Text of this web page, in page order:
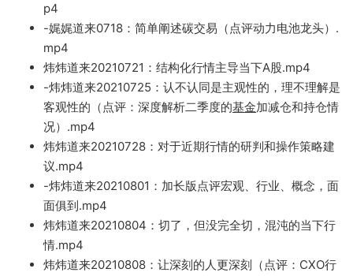
p4
-娓娓道来0718：简单阐述碳交易（点评动力电池龙头）.
mp4
炜炜道来20210721：结构化行情主导当下A股.mp4
-炜炜道来20210725：认不认同是主观性的，理不理解是
客观性的（点评：深度解析二季度的基金加减仓和持仓情
况）.mp4
炜炜道来20210728：对于近期行情的研判和操作策略建
议.mp4
-炜炜道来20210801：加长版点评宏观、行业、概念，面
面俱到.mp4
炜炜道来20210804：切了，但没完全切，混沌的当下行
情.mp4
炜炜道来20210808：让深刻的人更深刻（ 点评：CXO行